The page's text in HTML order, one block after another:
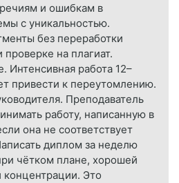
и ошибкам в
с уникальностью.
без переработки
на плагиат.
Интенсивная работа 12–
привести к переутомлению.
Преподаватель
работу, написанную в
она не соответствует
диплом за неделю
чётком плане, хорошей
концентрации. Это